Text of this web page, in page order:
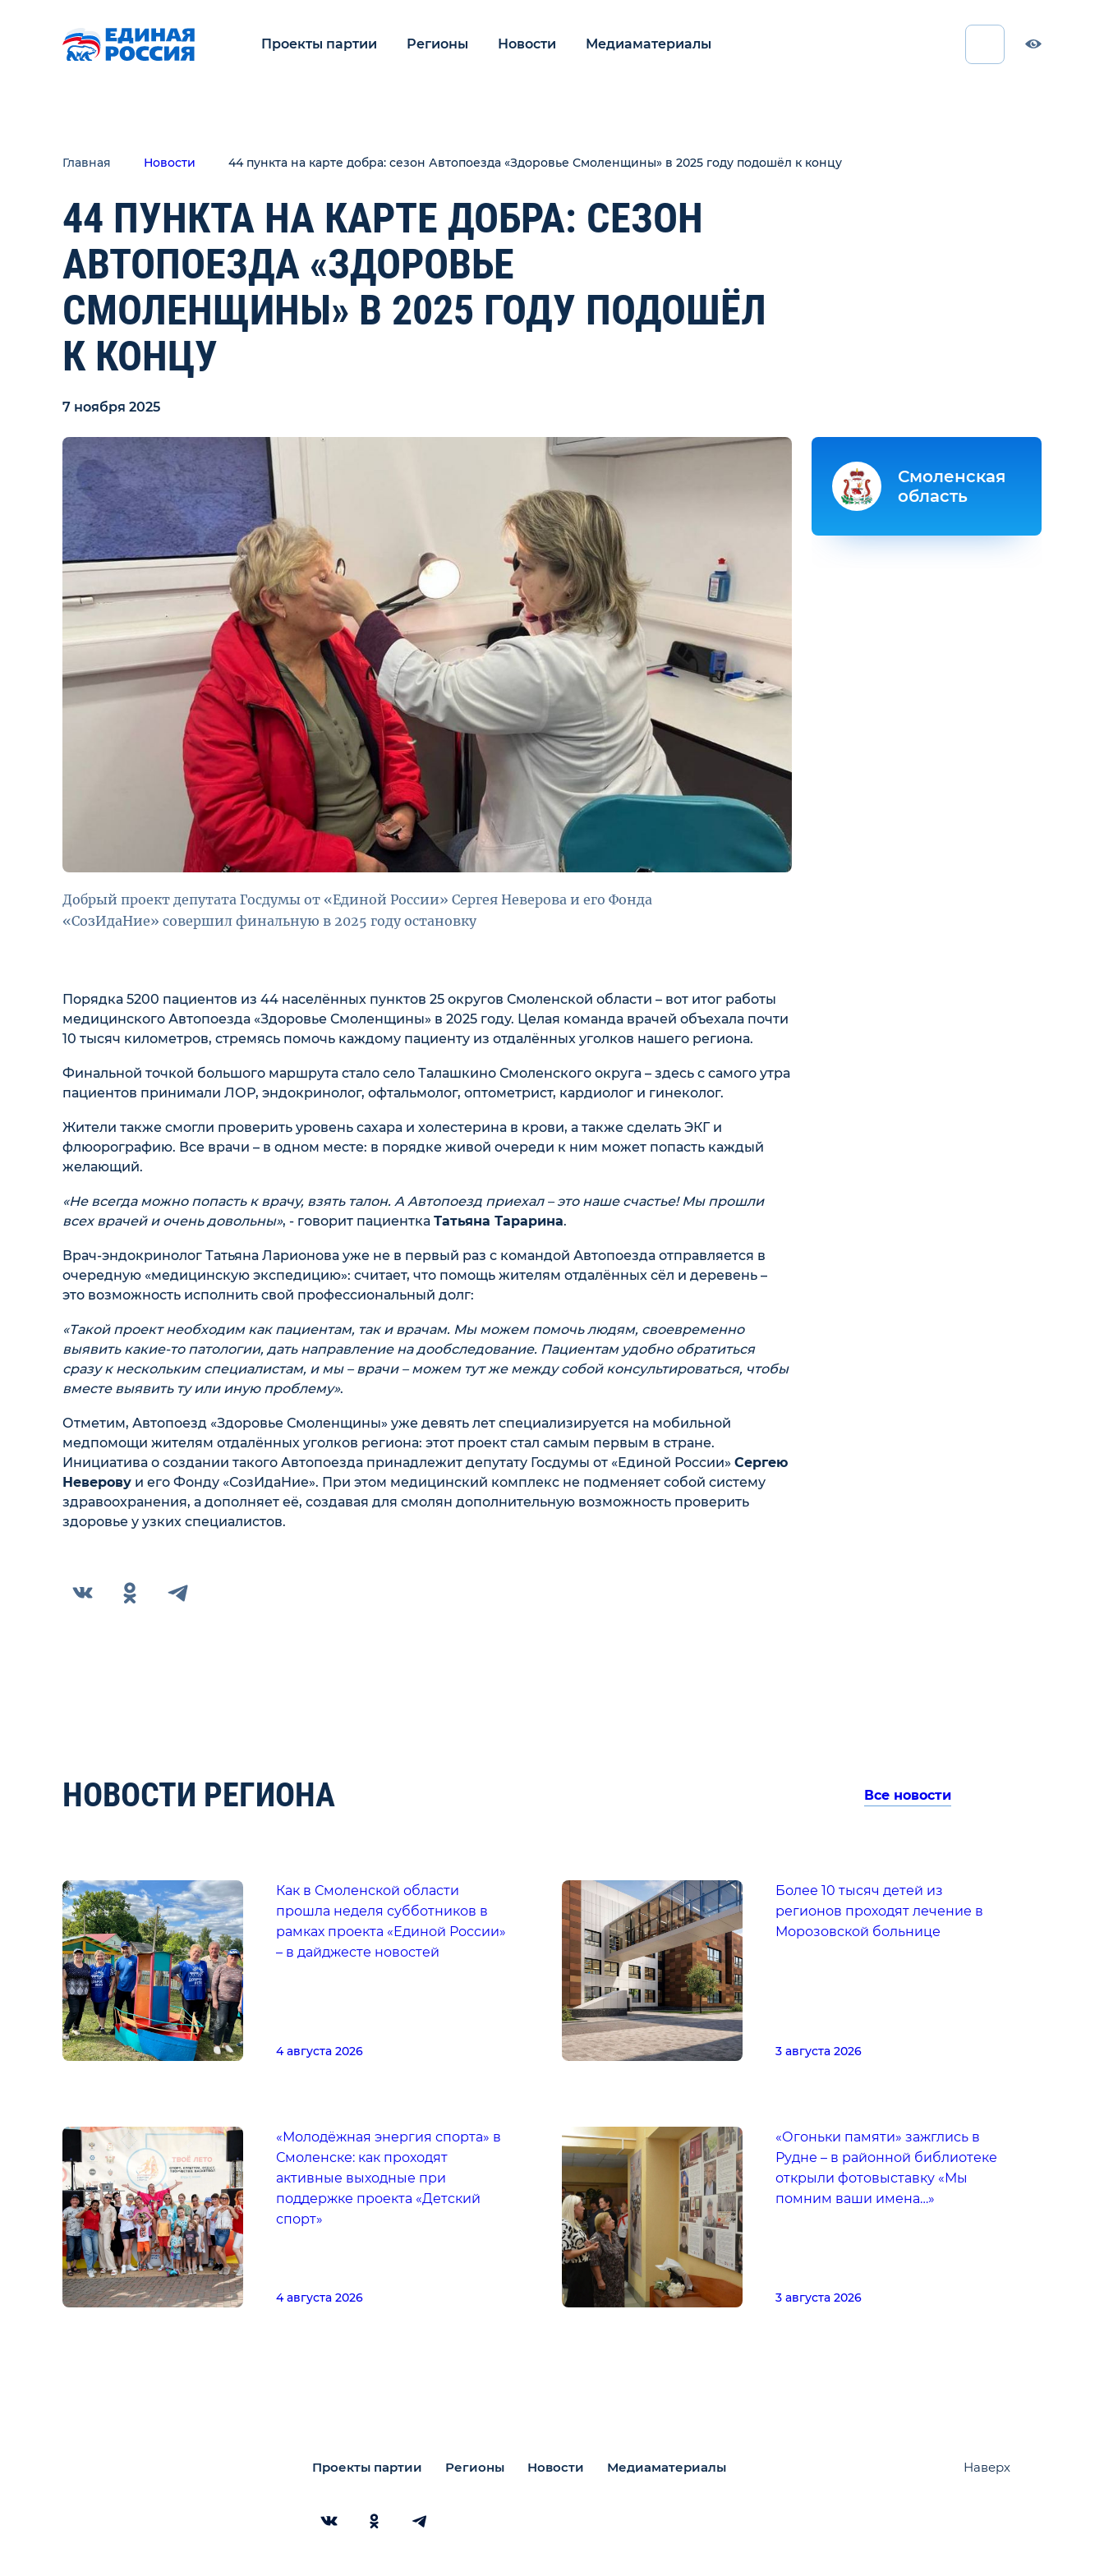
Проекты партии Регионы Новости Медиаматериалы
Главная Новости 44 пункта на карте добра: сезон Автопоезда «Здоровье Смоленщины» в 2025 году подошёл к концу
44 ПУНКТА НА КАРТЕ ДОБРА: СЕЗОН
АВТОПОЕЗДА «ЗДОРОВЬЕ
СМОЛЕНЩИНЫ» В 2025 ГОДУ ПОДОШЁЛ
К КОНЦУ
7 ноября 2025
Добрый проект депутата Госдумы от «Единой России» Сергея Неверова и его Фонда
«СозИдаНие» совершил финальную в 2025 году остановку
Порядка 5200 пациентов из 44 населённых пунктов 25 округов Смоленской области – вот итог работы
медицинского Автопоезда «Здоровье Смоленщины» в 2025 году. Целая команда врачей объехала почти
10 тысяч километров, стремясь помочь каждому пациенту из отдалённых уголков нашего региона.
Финальной точкой большого маршрута стало село Талашкино Смоленского округа – здесь с самого утра
пациентов принимали ЛОР, эндокринолог, офтальмолог, оптометрист, кардиолог и гинеколог.
Жители также смогли проверить уровень сахара и холестерина в крови, а также сделать ЭКГ и
флюорографию. Все врачи – в одном месте: в порядке живой очереди к ним может попасть каждый
желающий.
«Не всегда можно попасть к врачу, взять талон. А Автопоезд приехал – это наше счастье! Мы прошли
всех врачей и очень довольны», - говорит пациентка Татьяна Тарарина.
Врач-эндокринолог Татьяна Ларионова уже не в первый раз с командой Автопоезда отправляется в
очередную «медицинскую экспедицию»: считает, что помощь жителям отдалённых сёл и деревень –
это возможность исполнить свой профессиональный долг:
«Такой проект необходим как пациентам, так и врачам. Мы можем помочь людям, своевременно
выявить какие-то патологии, дать направление на дообследование. Пациентам удобно обратиться
сразу к нескольким специалистам, и мы – врачи – можем тут же между собой консультироваться, чтобы
вместе выявить ту или иную проблему».
Отметим, Автопоезд «Здоровье Смоленщины» уже девять лет специализируется на мобильной
медпомощи жителям отдалённых уголков региона: этот проект стал самым первым в стране.
Инициатива о создании такого Автопоезда принадлежит депутату Госдумы от «Единой России» Сергею
Неверову и его Фонду «СозИдаНие». При этом медицинский комплекс не подменяет собой систему
здравоохранения, а дополняет её, создавая для смолян дополнительную возможность проверить
здоровье у узких специалистов.
Смоленская
область
НОВОСТИ РЕГИОНА Все новости
Как в Смоленской области
прошла неделя субботников в
рамках проекта «Единой России»
– в дайджесте новостей
4 августа 2026
«Молодёжная энергия спорта» в
Смоленске: как проходят
активные выходные при
поддержке проекта «Детский
спорт»
4 августа 2026
Более 10 тысяч детей из
регионов проходят лечение в
Морозовской больнице
3 августа 2026
«Огоньки памяти» зажглись в
Рудне – в районной библиотеке
открыли фотовыставку «Мы
помним ваши имена…»
3 августа 2026
Проекты партии Регионы Новости Медиаматериалы Наверх